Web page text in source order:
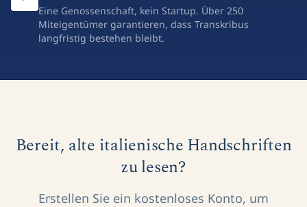
Eine Genossenschaft, kein Startup. Über 250
Miteigentümer garantieren, dass Transkribus
langfristig bestehen bleibt.
Bereit, alte italienische Handschriften
zu lesen?
Erstellen Sie ein kostenloses Konto, um